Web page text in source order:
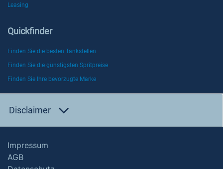
Leasing
Quickfinder
Finden Sie die besten Tankstellen
Finden Sie die günstigsten Spritpreise
Finden Sie Ihre bevorzugte Marke
Disclaimer
Impressum
AGB